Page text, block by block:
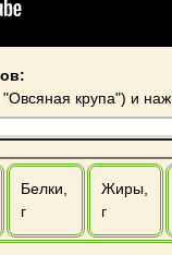
крупа") и
Белки,
г
Жиры,
г